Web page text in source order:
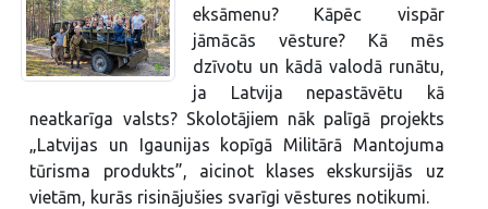
eksāmenu? Kāpēc vispār
jāmācās vēsture? Kā mēs
dzīvotu un kādā valodā runātu,
ja Latvija nepastāvētu kā
neatkarīga valsts? Skolotājiem nāk palīgā projekts
„Latvijas un Igaunijas kopīgā Militārā Mantojuma
tūrisma produkts”, aicinot klases ekskursijās uz
vietām, kurās risinājušies svarīgi vēstures notikumi.